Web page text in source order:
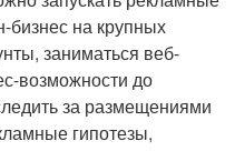
бизнес на крупных
заниматься веб-
возможности до
за размещениями
гипотезы,